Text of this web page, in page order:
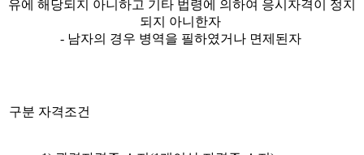
유에 해당되지 아니하고 기타 법령에 의하여 응시자격이 정지
되지 아니한자
- 남자의 경우 병역을 필하였거나 면제된자
구분 자격조건